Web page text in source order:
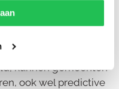
die door het
kunnen gemeenten
ook wel predictive